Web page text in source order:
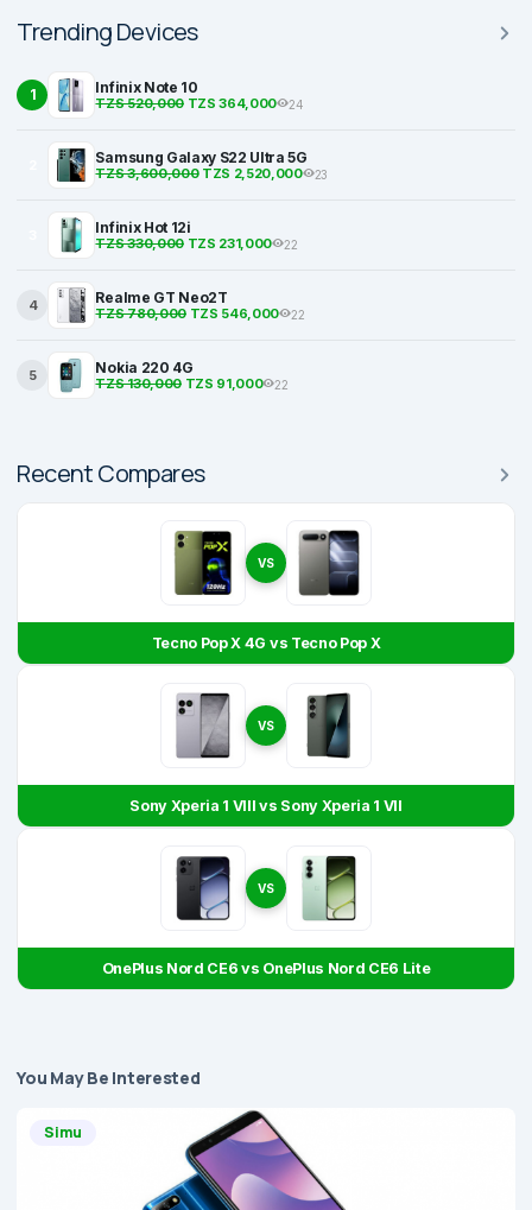
Trending Devices
1 Infinix Note 10
TZS 520,000TZS 364,000 24
Samsung Galaxy S22 Ultra 5G
TZS 3,600,000TZS 2,520,000 23
Infinix Hot 12i
TZS 330,000TZS 231,000 22
4 Realme GT Neo2T
TZS 780,000TZS 546,000 22
5 Nokia 220 4G
TZS 130,000TZS 91,000 22
Recent Compares
VS
Tecno Pop X 4G vs Tecno Pop X
VS
Sony Xperia 1 VIII vs Sony Xperia 1 VII
VS
OnePlus Nord CE6 vs OnePlus Nord CE6 Lite
You May Be Interested
Simu